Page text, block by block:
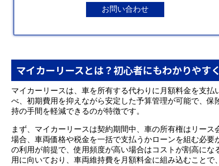
お問い合わせ
マイカーリースとは？初心者にもわかりやす
マイカーリースは、車を所有する代わりに月額料金を支
べ、初期費用を抑えながら安定した予算管理が可能で、
持の手間を軽減できるのが特徴です。
まず、マイカーリースは契約期間中、車の所有権はリー
場合、車両価格や税金を一括で支払うかローンを組む必
の利用が前提で、使用頻度が高い場合はコストが割高に
用に向いており、車両維持費を月額料金に組み込むこと